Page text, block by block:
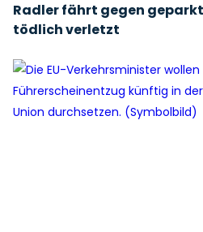
Radler fährt gegen
tödlich verletzt